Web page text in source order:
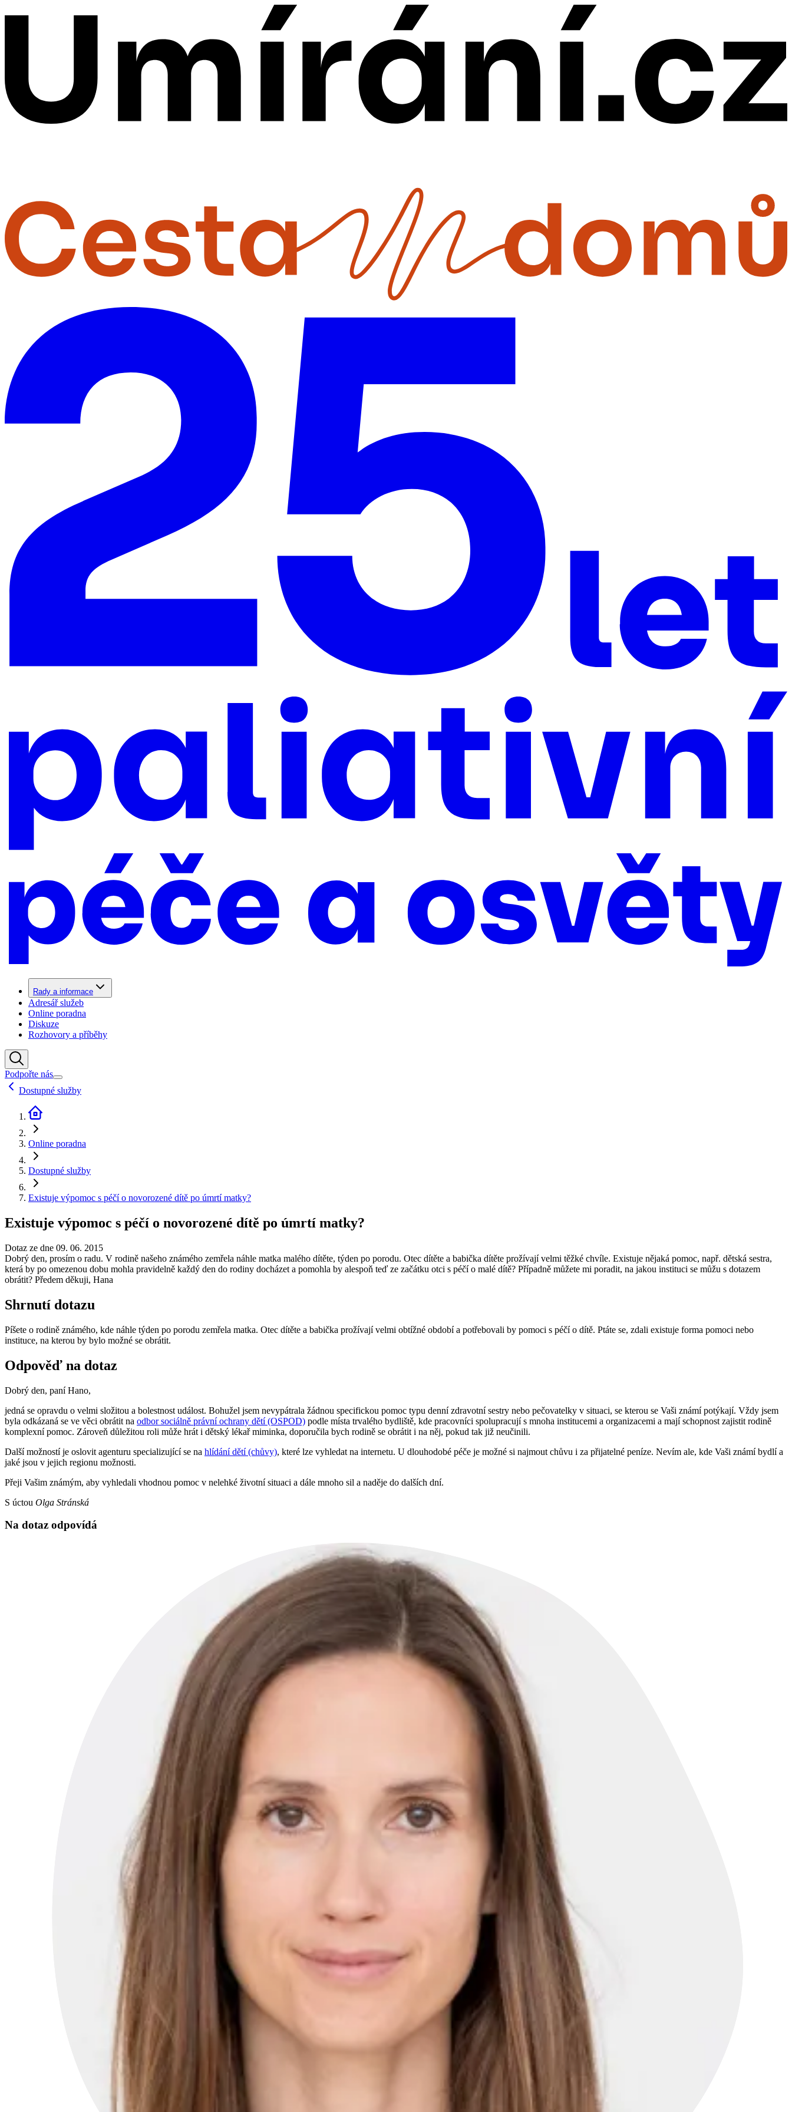
Rady a informace
Adresář služeb
Online poradna
Diskuze
Rozhovory a příběhy
Podpořte nás
Dostupné služby
Online poradna
Dostupné služby
Existuje výpomoc s péčí o novorozené dítě po úmrtí matky?
Existuje výpomoc s péčí o novorozené dítě po úmrtí matky?
Dotaz ze dne 09. 06. 2015
Dobrý den, prosím o radu. V rodině našeho známého zemřela náhle matka malého dítěte, týden po porodu. Otec dítěte a babička dítěte prožívají velmi těžké chvíle. Existuje nějaká pomoc, např. dětská sestra,
která by po omezenou dobu mohla pravidelně každý den do rodiny docházet a pomohla by alespoň teď ze začátku otci s péčí o malé dítě? Případně můžete mi poradit, na jakou instituci se můžu s dotazem
obrátit? Předem děkuji, Hana
Shrnutí dotazu
Píšete o rodině známého, kde náhle týden po porodu zemřela matka. Otec dítěte a babička prožívají velmi obtížné období a potřebovali by pomoci s péčí o dítě. Ptáte se, zdali existuje forma pomoci nebo
instituce, na kterou by bylo možné se obrátit.
Odpověď na dotaz
Dobrý den, paní Hano,
jedná se opravdu o velmi složitou a bolestnost událost. Bohužel jsem nevypátrala žádnou specifickou pomoc typu denní zdravotní sestry nebo pečovatelky v situaci, se kterou se Vaši známí potýkají. Vždy jsem
byla odkázaná se ve věci obrátit na odbor sociálně právní ochrany dětí (OSPOD) podle místa trvalého bydliště, kde pracovníci spolupracují s mnoha institucemi a organizacemi a mají schopnost zajistit rodině
komplexní pomoc. Zároveň důležitou roli může hrát i dětský lékař miminka, doporučila bych rodině se obrátit i na něj, pokud tak již neučinili.
Další možností je oslovit agenturu specializující se na hlídání dětí (chůvy), které lze vyhledat na internetu. U dlouhodobé péče je možné si najmout chůvu i za přijatelné peníze. Nevím ale, kde Vaši známí bydlí a
jaké jsou v jejich regionu možnosti.
Přeji Vašim známým, aby vyhledali vhodnou pomoc v nelehké životní situaci a dále mnoho sil a naděje do dalších dní.
S úctou Olga Stránská
Na dotaz odpovídá